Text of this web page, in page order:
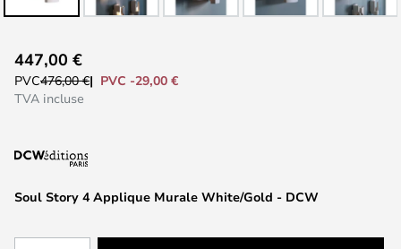
to
the
the
gallery
Soul Story 4 Applique Murale White/Gold - DCW
447,00 €
PVC476,00 €
PVC -29,00 €
TVA incluse